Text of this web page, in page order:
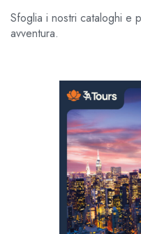
Sfoglia i nostri cataloghi e
avventura.